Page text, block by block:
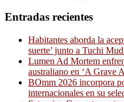
Entradas recientes
Habitantes aborda la
suerte’ junto a Tuchi
Lumen Ad Mortem
australiano en ‘A Grave
BOmm 2026 incorpora
internacionales en su